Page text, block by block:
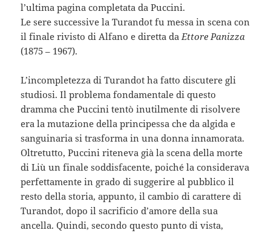
l’ultima pagina completata da Puccini.
Le sere successive la Turandot fu messa in scena con
il finale rivisto di Alfano e diretta daEttore Panizza
(1875 – 1967).
L’incompletezza di Turandot ha fatto discutere gli
studiosi. Il problema fondamentale di questo
dramma che Puccini tentò inutilmente di risolvere
era la mutazione della principessa che da algida e
sanguinaria si trasforma in una donna innamorata.
Oltretutto, Puccini riteneva già la scena della morte
di Liù un finale soddisfacente, poiché la considerava
perfettamente in grado di suggerire al pubblico il
resto della storia, appunto, il cambio di carattere di
Turandot, dopo il sacrificio d’amore della sua
ancella. Quindi, secondo questo punto di vista,